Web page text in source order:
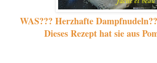
WAS??? Herzhafte
Dieses Rezept hat sie aus